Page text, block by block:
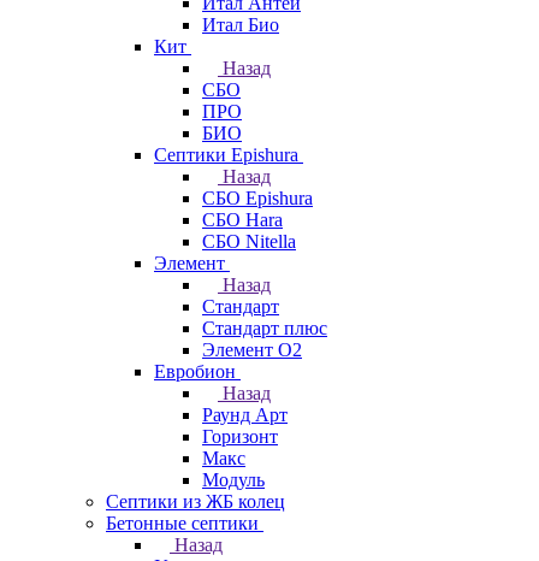
Итал Био
Кит
Назад
СБО
ПРО
БИО
Септики Epishura
Назад
СБО Epishura
СБО Hara
СБО Nitella
Элемент
Назад
Стандарт
Стандарт плюс
Элемент О2
Евробион
Назад
Раунд Арт
Горизонт
Макс
Модуль
Септики из ЖБ колец
Бетонные септики
Назад